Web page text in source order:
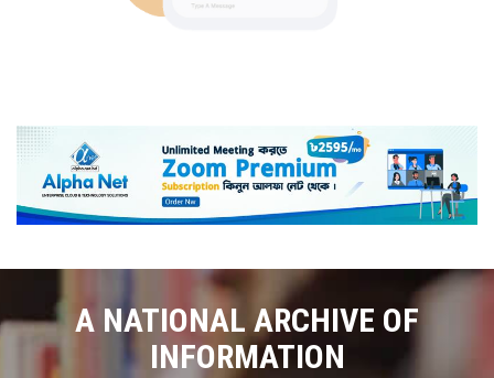
A NATIONAL ARCHIVE OF
INFORMATION